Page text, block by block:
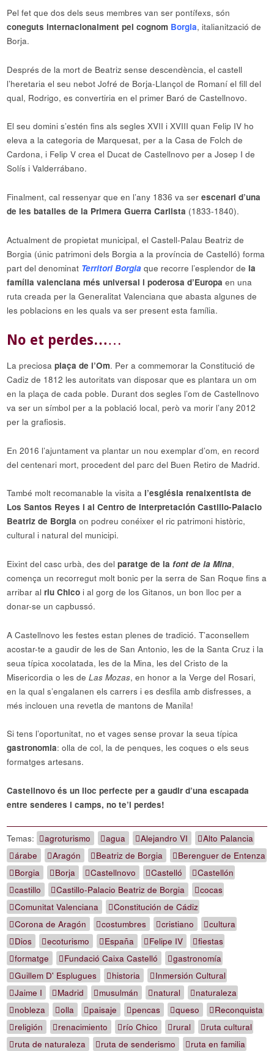
Pel fet que dos dels seus membres van ser pontífexs, són
coneguts internacionalment pel cognom Borgia, italianització de
Borja.
Després de la mort de Beatriz sense descendència, el castell
l’heretaria el seu nebot Jofré de Borja-Llançol de Romaní el fill del
qual, Rodrigo, es convertiria en el primer Baró de Castellnovo.
El seu domini s’estén fins als segles XVII i XVIII quan Felip IV ho
eleva a la categoria de Marquesat, per a la Casa de Folch de
Cardona, i Felip V crea el Ducat de Castellnovo per a Josep I de
Solís i Valderrábano.
Finalment, cal ressenyar que en l’any 1836 va serescenari d’una
de les batalles de la Primera Guerra Carlista (1833-1840).
Actualment de propietat municipal, el Castell-Palau Beatriz de
Borgia (únic patrimoni dels Borgia a la província de Castelló) forma
part del denominat Territori Borgia que recorre l’esplendor de la
família valenciana més universal i poderosa d’Europa en una
ruta creada per la Generalitat Valenciana que abasta algunes de
les poblacions en les quals va ser present esta família.
No et perdes……
La preciosaplaça de l’Om. Per a commemorar la Constitució de
Cadiz de 1812 les autoritats van disposar que es plantara un om
en la plaça de cada poble. Durant dos segles l’om de Castellnovo
va ser un símbol per a la població local, però va morir l’any 2012
per la grafiosis.
En 2016 l’ajuntament va plantar un nou exemplar d’om, en record
del centenari mort, procedent del parc del Buen Retiro de Madrid.
També molt recomanable la visita a l’església renaixentista de
Los Santos Reyes i al Centro de interpretación Castillo-Palacio
Beatriz de Borgia on podreu conéixer el ric patrimoni històric,
cultural i natural del municipi.
Eixint del casc urbà, des delparatge de lafont de la Mina,
comença un recorregut molt bonic per la serra de San Roque fins a
arribar alriu Chico i al gorg de los Gitanos, un bon lloc per a
donar-se un capbussó.
A Castellnovo les festes estan plenes de tradició. T’aconsellem
acostar-te a gaudir de les de San Antonio, les de la Santa Cruz i la
seua típica xocolatada, les de la Mina, les del Cristo de la
Misericordia o les deLas Mozas, en honor a la Verge del Rosari,
en la qual s’engalanen els carrers i es desfila amb disfresses, a
més inclouen una revetla de mantons de Manila!
Si tens l’oportunitat, no et vages sense provar la seua típica
gastronomia: olla de col, la de penques, les coques o els seus
formatges artesans.
Castellnovo és un lloc perfecte per a gaudir d’una escapada
entre senderes i camps, no te’l perdes!
Temas: agroturismo agua Alejandro VI
Alto Palancia
árabe
Aragón Beatriz de Borgia
Berenguer de Entenza
Borgia
Borja Castellnovo Castelló
Castellón
castillo
Castillo-Palacio Beatriz de Borgia
cocas
Comunitat Valenciana
Constitución de Cádiz
Corona de Aragón
costumbres cristiano
cultura
Dios
ecoturismo España Felipe IV
fiestas
formatge
Fundació Caixa Castelló
gastronomía
Guillem D' Esplugues
historia
Inmersión Cultural
Jaime I
Madrid musulmán natural
naturaleza
nobleza
olla paisaje pencas queso
Reconquista
religión
renacimiento río Chico rural
ruta cultural
ruta de naturaleza
ruta de senderismo ruta en familia